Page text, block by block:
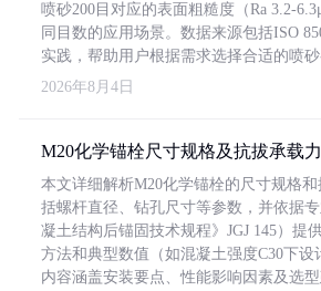
喷砂200目对应的表面粗糙度（Ra 3.2-
同目数的应用场景。数据来源包括ISO
实践，帮助用户根据需求选择合适的喷砂
2026年8月4日
M20化学锚栓尺寸规格及抗拔承载
本文详细解析M20化学锚栓的尺寸规格
括螺杆直径、钻孔尺寸等参数，并依据
凝土结构后锚固技术规程》JGJ 145）提
方法和典型数值（如混凝土强度C30下设
内容涵盖安装要点、性能影响因素及选